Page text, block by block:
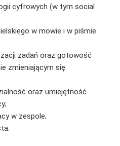
cyfrowych (w tym social
w mowie i w piśmie
zadań oraz gotowość
zmieniającym się
oraz umiejętność
w zespole;